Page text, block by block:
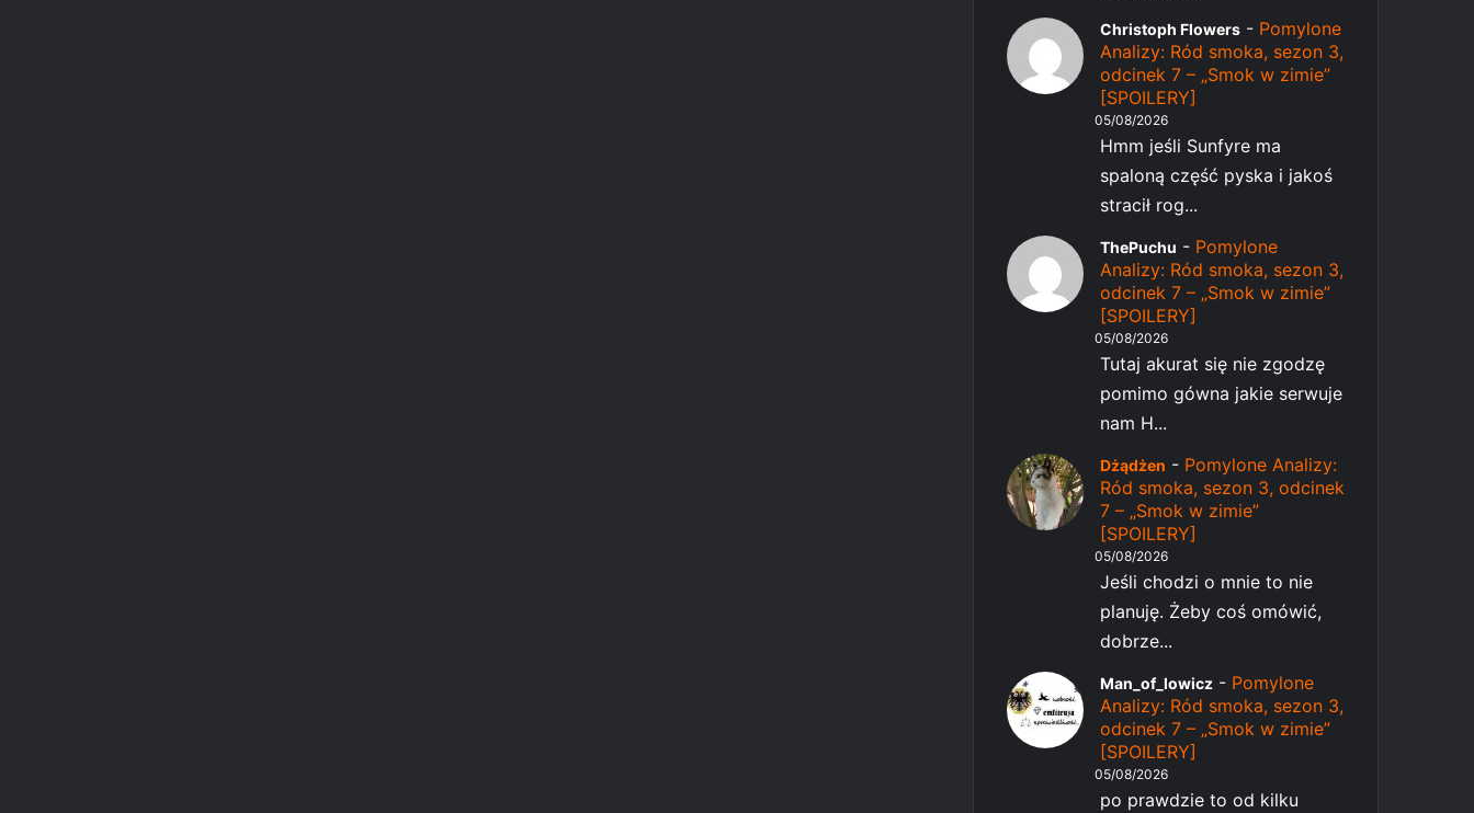
Christoph Flowers - Pomylone
Analizy: Ród smoka, sezon 3,
odcinek 7 – „Smok w zimie”
[SPOILERY]
05/08/2026
Hmm jeśli Sunfyre ma
spaloną część pyska i jakoś
stracił rog...
ThePuchu - Pomylone
Analizy: Ród smoka, sezon 3,
odcinek 7 – „Smok w zimie”
[SPOILERY]
05/08/2026
Tutaj akurat się nie zgodzę
pomimo gówna jakie serwuje
nam H...
Dżądżen - Pomylone Analizy:
Ród smoka, sezon 3, odcinek
7 – „Smok w zimie”
[SPOILERY]
05/08/2026
Jeśli chodzi o mnie to nie
planuję. Żeby coś omówić,
dobrze...
Man_of_lowicz - Pomylone
Analizy: Ród smoka, sezon 3,
odcinek 7 – „Smok w zimie”
[SPOILERY]
05/08/2026
po prawdzie to od kilku